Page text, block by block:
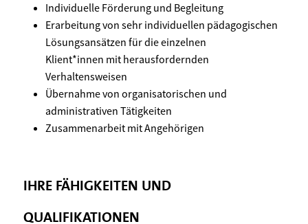
Individuelle Förderung und Begleitung
Erarbeitung von sehr individuellen pädagogischen
Lösungsansätzen für die einzelnen
Klient*innen mit herausfordernden
Verhaltensweisen
Übernahme von organisatorischen und
administrativen Tätigkeiten
Zusammenarbeit mit Angehörigen
IHRE FÄHIGKEITEN UND
QUALIFIKATIONEN